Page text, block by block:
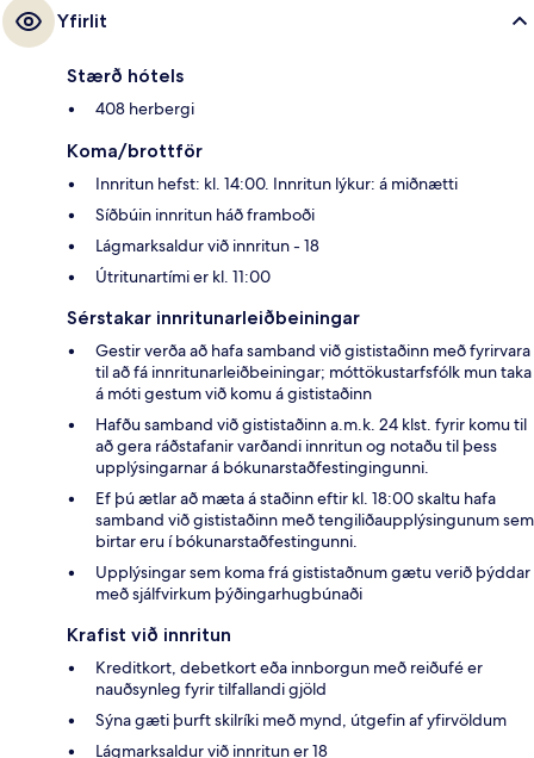
Yfirlit
Stærð hótels
408 herbergi
Koma/brottför
Innritun hefst: kl. 14:00. Innritun lýkur: á miðnætti
Síðbúin innritun háð framboði
Lágmarksaldur við innritun - 18
Útritunartími er kl. 11:00
Sérstakar innritunarleiðbeiningar
Gestir verða að hafa samband við gististaðinn með fyrirvara
til að fá innritunarleiðbeiningar; móttökustarfsfólk mun taka
á móti gestum við komu á gististaðinn
Hafðu samband við gististaðinn a.m.k. 24 klst. fyrir komu til
að gera ráðstafanir varðandi innritun og notaðu til þess
upplýsingarnar á bókunarstaðfestingingunni.
Ef þú ætlar að mæta á staðinn eftir kl. 18:00 skaltu hafa
samband við gististaðinn með tengiliðaupplýsingunum sem
birtar eru í bókunarstaðfestingunni.
Upplýsingar sem koma frá gististaðnum gætu verið þýddar
með sjálfvirkum þýðingarhugbúnaði
Krafist við innritun
Kreditkort, debetkort eða innborgun með reiðufé er
nauðsynleg fyrir tilfallandi gjöld
Sýna gæti þurft skilríki með mynd, útgefin af yfirvöldum
Lágmarksaldur við innritun er 18